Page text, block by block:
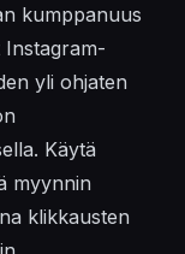
kumppanuus
Instagram-
yli ohjaten
Käytä
myynnin
klikkausten